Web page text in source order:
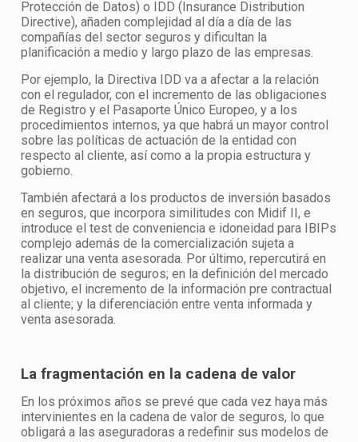
Protección de Datos) o IDD (Insurance Distribution
Directive), añaden complejidad al día a día de las
compañías del sector seguros y dificultan la
planificación a medio y largo plazo de las empresas.
Por ejemplo, la Directiva IDD va a afectar a la relación
con el regulador, con el incremento de las obligaciones
de Registro y el Pasaporte Único Europeo, y a los
procedimientos internos, ya que habrá un mayor control
sobre las políticas de actuación de la entidad con
respecto al cliente, así como a la propia estructura y
gobierno.
También afectará a los productos de inversión basados
en seguros, que incorpora similitudes con Midif II, e
introduce el test de conveniencia e idoneidad para IBIPs
complejo además de la comercialización sujeta a
realizar una venta asesorada. Por último, repercutirá en
la distribución de seguros; en la definición del mercado
objetivo, el incremento de la información pre contractual
al cliente; y la diferenciación entre venta informada y
venta asesorada.
La fragmentación en la cadena de valor
En los próximos años se prevé que cada vez haya más
intervinientes en la cadena de valor de seguros, lo que
obligará a las aseguradoras a redefinir sus modelos de